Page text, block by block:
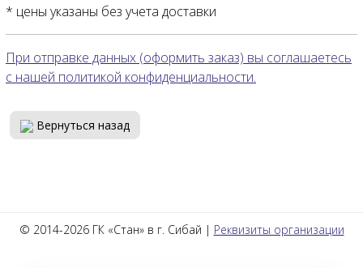
* цены указаны без учета доставки
При отправке данных (оформить заказ) вы соглашаетесь
с нашей политикой конфиденциальности.
Вернуться назад
© 2014-2026 ГК «Стан» в г. Сибай | Реквизиты организации